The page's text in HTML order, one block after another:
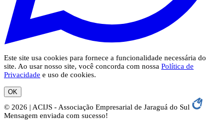
Este site usa cookies para fornece a funcionalidade necessária do
site. Ao usar nosso site, você concorda com nossa Política de
Privacidade e uso de cookies.
OK
© 2026 | ACIJS - Associação Empresarial de Jaraguá do Sul
Mensagem enviada com sucesso!